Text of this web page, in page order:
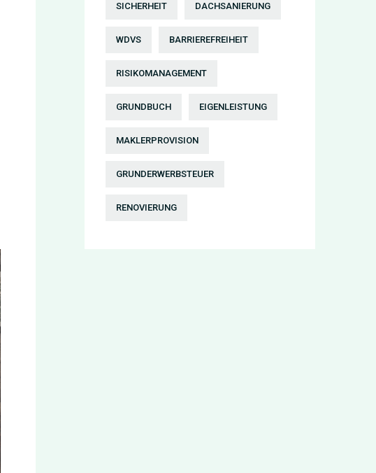
SICHERHEIT DACHSANIERUNG
WDVS BARRIEREFREIHEIT
RISIKOMANAGEMENT
GRUNDBUCH EIGENLEISTUNG
MAKLERPROVISION
GRUNDERWERBSTEUER
RENOVIERUNG